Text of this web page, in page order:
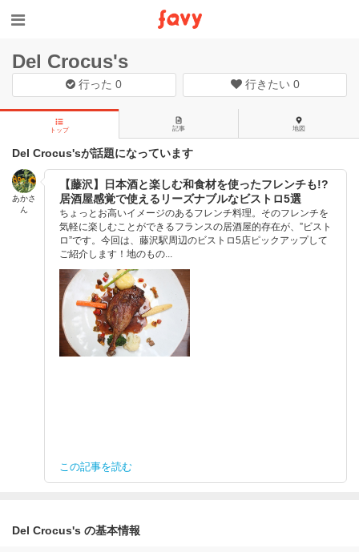
Del Crocus's
行った0 行きたい 0
トップ 記事 地図
Del Crocus'sが話題になっています
あかさ
ん
【藤沢】日本酒と楽しむ和食材を使ったフレンチも!?
居酒屋感覚で使えるリーズナブルなビストロ5選
ちょっとお高いイメージのあるフレンチ料理。そのフレンチを
気軽に楽しむことができるフランスの居酒屋的存在が、”ビスト
ロ”です。今回は、藤沢駅周辺のビストロ5店ピックアップして
ご紹介します！地のもの...
この記事を読む
Del Crocus's の基本情報